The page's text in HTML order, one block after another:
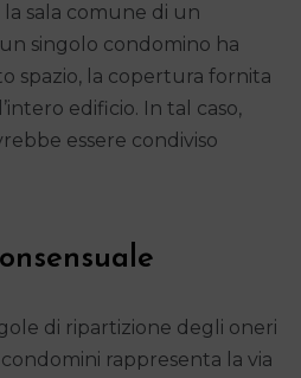
sala comune di un
singolo condomino ha
spazio, la copertura fornita
edificio. In tal caso,
essere condiviso
di ripartizione degli oneri
rappresenta la via